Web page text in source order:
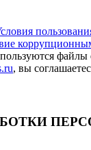
файлы
, вы